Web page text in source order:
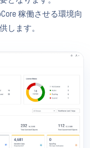
稼働させる環境向
します。